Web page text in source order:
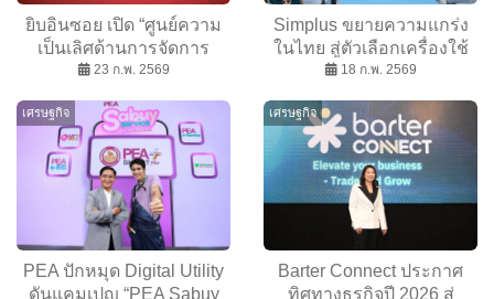
ยิบอินซอย เปิด “ศูนย์ความ
เป็นเลิศด้านการจัดการ
อาหารและเครื่องดื่ม”
หลักสูตร RMS
23 ก.พ. 2569
Simplus ขยายความแกร่ง
ในไทย สู่ตัวเลือกเครื่องใช้
ไฟฟ้าขนาดเล็ก สำหรับคน
18 ก.พ. 2569
เศรษฐกิจ
PEA ปักหมุด Digital Utility
ดันแคมเปญ “PEA Sabuy
เศรษฐกิจ
Barter Connect ประกาศ
ทิศทางธุรกิจปี 2026 สู่